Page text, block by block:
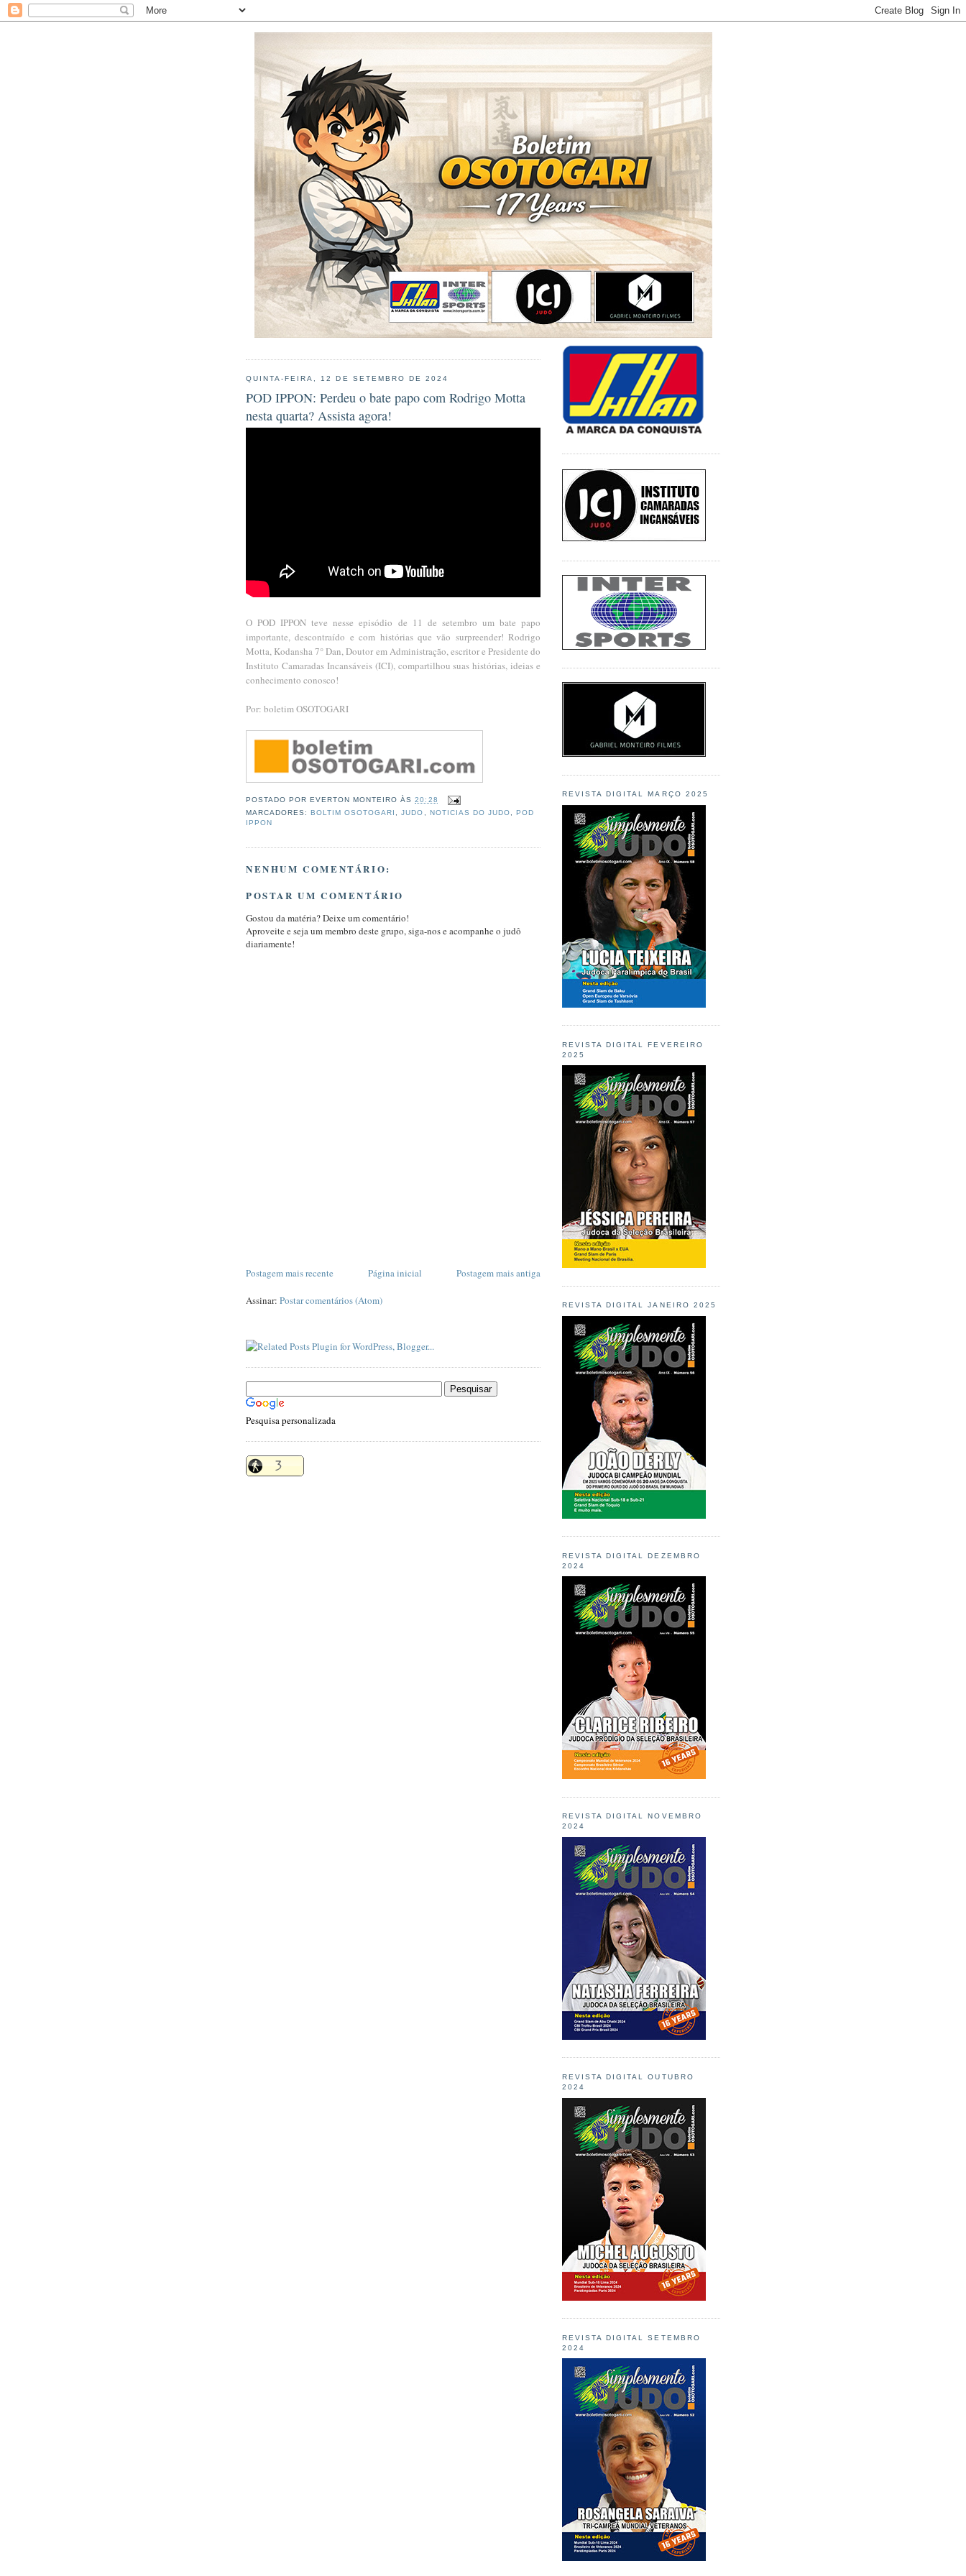
QUINTA-FEIRA, 12 DE SETEMBRO DE 2024
POD IPPON: Perdeu o bate papo com Rodrigo Motta
nesta quarta? Assista agora!
O POD IPPON teve nesse episódio de 11 de setembro um bate papo
importante, descontraído e com histórias que vão surpreender! Rodrigo
Motta, Kodansha 7° Dan, Doutor em Administração, escritor e Presidente do
Instituto Camaradas Incansáveis (ICI), compartilhou suas histórias, ideias e
conhecimento conosco!
Por: boletim OSOTOGARI
POSTADO POR EVERTON MONTEIRO ÀS20:28
MARCADORES:BOLTIM OSOTOGARI ,JUDO , NOTICIAS DO JUDO, POD
IPPON
NENHUM COMENTÁRIO:
POSTAR UM COMENTÁRIO
Gostou da matéria? Deixe um comentário!
Aproveite e seja um membro deste grupo, siga-nos e acompanhe o judô
diariamente!
Postagem mais recente Postagem mais antiga
Página inicial
Assinar: Postar comentários (Atom)
Pesquisa personalizada
REVISTA DIGITAL MARÇO 2025
REVISTA DIGITAL FEVEREIRO
2025
REVISTA DIGITAL JANEIRO 2025
REVISTA DIGITAL DEZEMBRO
2024
REVISTA DIGITAL NOVEMBRO
2024
REVISTA DIGITAL OUTUBRO
2024
REVISTA DIGITAL SETEMBRO
2024